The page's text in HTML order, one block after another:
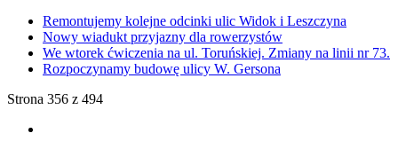
Remontujemy kolejne odcinki ulic Widok i Leszczyna
Nowy wiadukt przyjazny dla rowerzystów
We wtorek ćwiczenia na ul. Toruńskiej. Zmiany na linii nr 73.
Rozpoczynamy budowę ulicy W. Gersona
Strona 356 z 494